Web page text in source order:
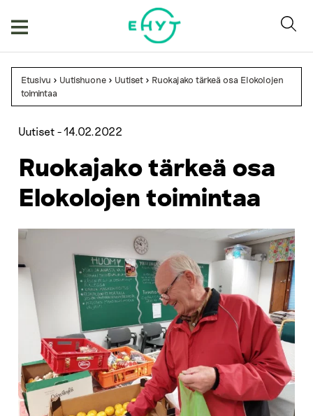
Etusivu > Uutishuone > Uutiset > Ruokajako tärkeä osa Elokolojen
toimintaa
Uutiset -14.02.2022
Ruokajako tärkeä osa
Elokolojen toimintaa